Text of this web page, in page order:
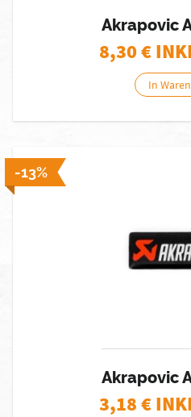
Akrapovic
8,30€
In
-13%
Akrapovic
3,18€